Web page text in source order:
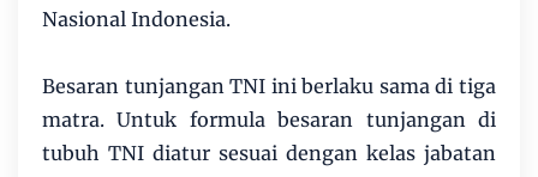
Nasional Indonesia.
Besaran tunjangan TNI ini berlaku sama di tiga
matra. Untuk formula besaran tunjangan di
tubuh TNI diatur sesuai dengan kelas jabatan